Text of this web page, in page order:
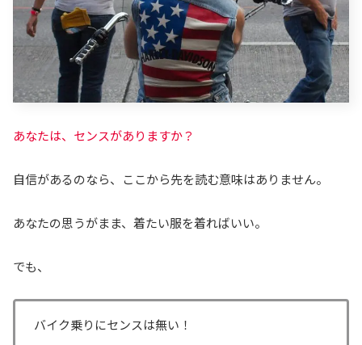
あなたは、センスがありますか？
自信があるのなら、ここから先を読む意味はありません。
あなたの思うがまま、着たい服を着ればいい。
でも、
バイク乗りにセンスは無い！